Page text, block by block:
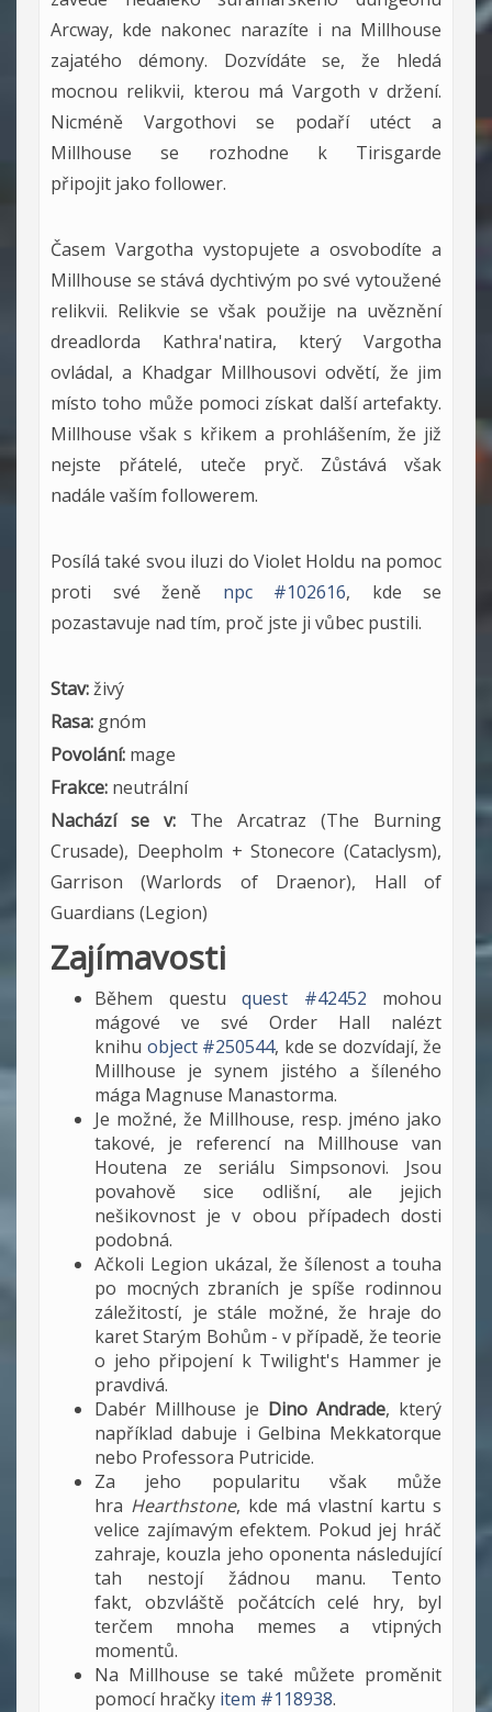
Arcway, kde nakonec narazíte i na Millhouse
zajatého démony. Dozvídáte se, že hledá
mocnou relikvii, kterou má Vargoth v držení.
Nicméně Vargothovi se podaří utéct a
Millhouse se rozhodne k Tirisgarde
připojit jako follower.
Časem Vargotha vystopujete a osvobodíte a
Millhouse se stává dychtivým po své vytoužené
relikvii. Relikvie se však použije na uvěznění
dreadlorda Kathra'natira, který Vargotha
ovládal, a Khadgar Millhousovi odvětí, že jim
místo toho může pomoci získat další artefakty.
Millhouse však s křikem a prohlášením, že již
nejste přátelé, uteče pryč. Zůstává však
nadále vaším followerem.
Posílá také svou iluzi do Violet Holdu na pomoc
proti své ženě npc #102616, kde se
pozastavuje nad tím, proč jste ji vůbec pustili.
Stav:živý
Rasa: gnóm
Povolání: mage
Frakce: neutrální
Nachází se v: The Arcatraz (The Burning
Crusade), Deepholm + Stonecore (Cataclysm),
Garrison (Warlords of Draenor), Hall of
Guardians (Legion)
Zajímavosti
Během questu quest #42452 mohou
mágové ve své Order Hall nalézt
knihu object #250544, kde se dozvídají, že
Millhouse je synem jistého a šíleného
mága Magnuse Manastorma.
Je možné, že Millhouse, resp. jméno jako
takové, je referencí na Millhouse van
Houtena ze seriálu Simpsonovi. Jsou
povahově sice odlišní, ale jejich
nešikovnost je v obou případech dosti
podobná.
Ačkoli Legion ukázal, že šílenost a touha
po mocných zbraních je spíše rodinnou
záležitostí, je stále možné, že hraje do
karet Starým Bohům - v případě, že teorie
o jeho připojení k Twilight's Hammer je
pravdivá.
Dabér Millhouse je Dino Andrade, který
například dabuje i Gelbina Mekkatorque
nebo Professora Putricide.
Za jeho popularitu však může
hra Hearthstone, kde má vlastní kartu s
velice zajímavým efektem. Pokud jej hráč
zahraje, kouzla jeho oponenta následující
tah nestojí žádnou manu. Tento
fakt, obzvláště počátcích celé hry, byl
terčem mnoha memes a vtipných
momentů.
Na Millhouse se také můžete proměnit
pomocí hračky item #118938.